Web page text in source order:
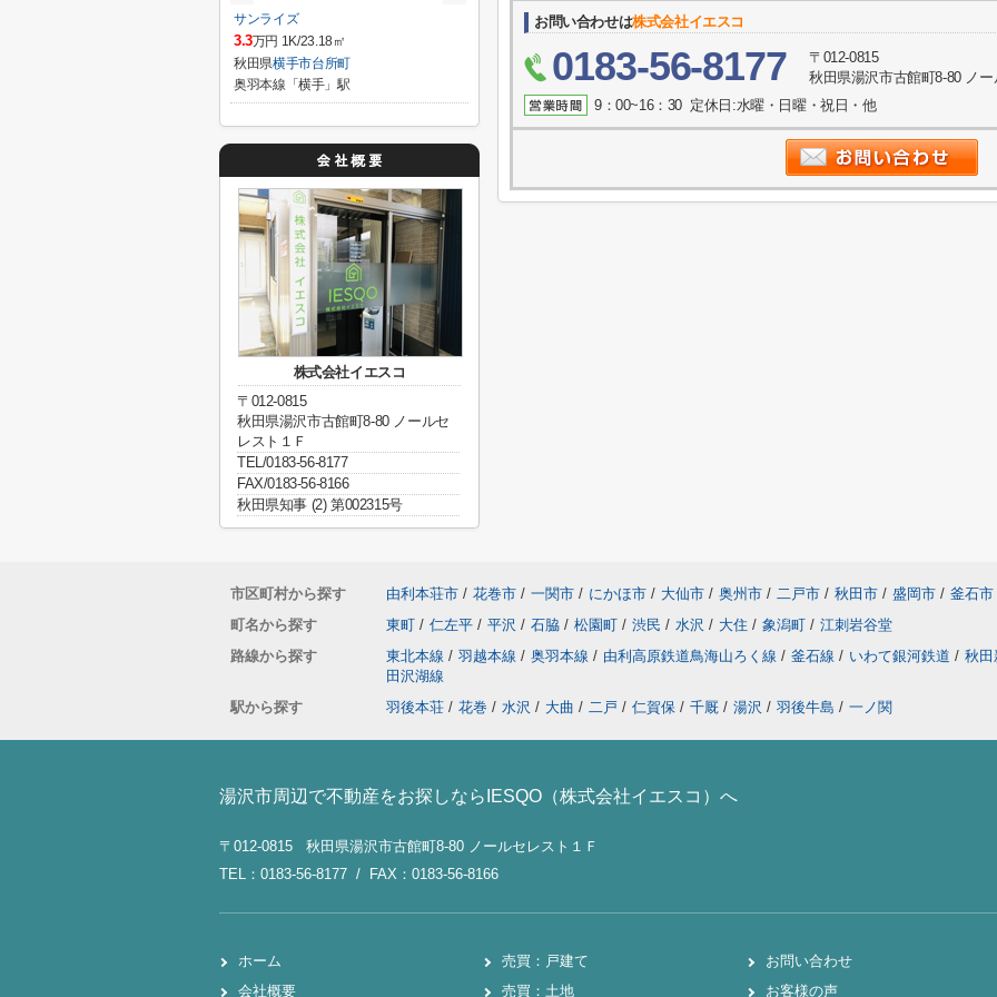
お問い合わせは株式会社イエスコ
0183-56-8177
〒012-0815
秋田県湯沢市古館町8-80 ノー
9：00~16：30 定休日:水曜・日曜・祝日・他
サンライズ
3.3万円 1K/23.18㎡
秋田県横手市台所町
奥羽本線「横手」駅
株式会社イエスコ
〒012-0815
秋田県湯沢市古館町8-80 ノールセ
レスト１Ｆ
TEL/0183-56-8177
FAX/0183-56-8166
秋田県知事 (2) 第002315号
市区町村から探す 由利本荘市 / 花巻市 / 一関市 / にかほ市 / 大仙市 / 奥州市 / 二戸市 / 秋田市 / 盛岡市 / 釜石市
町名から探す
東町 / 仁左平 / 平沢 / 石脇 / 松園町 / 渋民 / 水沢 / 大住 / 象潟町 / 江刺岩谷堂
路線から探す
東北本線 / 羽越本線 / 奥羽本線 / 由利高原鉄道鳥海山ろく線 / 釜石線 / いわて銀河鉄道 / 秋田
田沢湖線
駅から探す
羽後本荘 / 花巻 / 水沢 / 大曲 / 二戸 / 仁賀保 / 千厩 / 湯沢 / 羽後牛島 / 一ノ関
湯沢市周辺で不動産をお探しならIESQO（株式会社イエスコ）へ
〒012-0815 秋田県湯沢市古館町8-80 ノールセレスト１Ｆ
TEL：0183-56-8177 / FAX：0183-56-8166
ホーム
会社概要
売買：戸建て
売買：土地
お問い合わせ
お客様の声